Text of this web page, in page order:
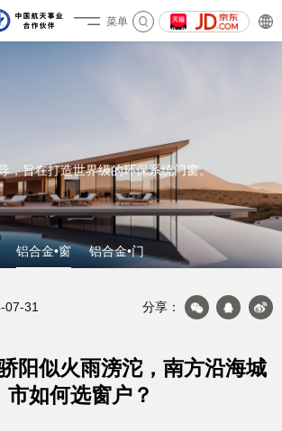
菜单
，旨在打造世界级的环保系统门窗。
铝合金•窗 铝合金•门
07-31 分享：
阳似火雨滂沱，南方沿海城
市如何选窗户？